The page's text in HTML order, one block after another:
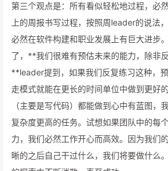
第三个观点是：所有看似轻松地过程，必
上的周报书写过程，按照周leader的说法
必然在软件构建和职业发展上有巨大进步
了，**我们很难有预估未来的能力，除非
**leader提到，如果我们反复练习这种，
走模式就能在更长的时间单位中做到更好
（主要是写代码）都能做到心中有蓝图，
复杂度更高的任务。试想如果团队中的每
力，我们必然工作开心而高效。因为我们
晰的之后自己干过什么，我们将要做什么